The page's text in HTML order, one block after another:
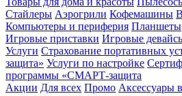
Стайлеры Аэрогрили Кофемашины
Компьютеры и периферия Планшеты
Игровые приставки Игровые
Услуги Страхование портативных
защита» Услуги по настройке
программы «СМАРТ-защита
Акции Для всех Промо Аксессуары